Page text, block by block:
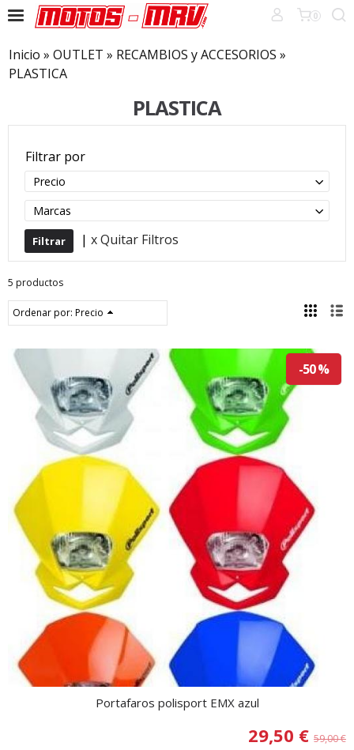
0
Inicio » OUTLET » RECAMBIOS y ACCESORIOS »
PLASTICA
PLASTICA
Filtrar por
Precio
Marcas
| x Quitar Filtros
5 productos
Ordenar por: Precio
-50 %
Portafaros polisport EMX azul
29,50 € 59,00 €